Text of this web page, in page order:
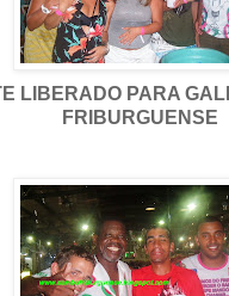
LIBERADO PARA
FRIBURGUENSE